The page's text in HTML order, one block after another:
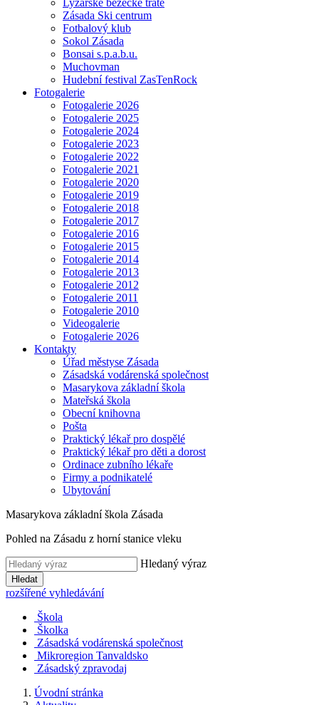
Lyžařské běžecké tratě
Zásada Ski centrum
Fotbalový klub
Sokol Zásada
Bonsai s.p.a.b.u.
Muchovman
Hudební festival ZasTenRock
Fotogalerie
Fotogalerie 2026
Fotogalerie 2025
Fotogalerie 2024
Fotogalerie 2023
Fotogalerie 2022
Fotogalerie 2021
Fotogalerie 2020
Fotogalerie 2019
Fotogalerie 2018
Fotogalerie 2017
Fotogalerie 2016
Fotogalerie 2015
Fotogalerie 2014
Fotogalerie 2013
Fotogalerie 2012
Fotogalerie 2011
Fotogalerie 2010
Videogalerie
Fotogalerie 2026
Kontakty
Úřad městyse Zásada
Zásadská vodárenská společnost
Masarykova základní škola
Mateřská škola
Obecní knihovna
Pošta
Praktický lékař pro dospělé
Praktický lékař pro děti a dorost
Ordinace zubního lékaře
Firmy a podnikatelé
Ubytování
Masarykova základní škola Zásada
Pohled na Zásadu z horní stanice vleku
Hledaný výraz
Hledat
rozšířené vyhledávání
Škola
Školka
Zásadská vodárenská společnost
Mikroregion Tanvaldsko
Zásadský zpravodaj
Úvodní stránka